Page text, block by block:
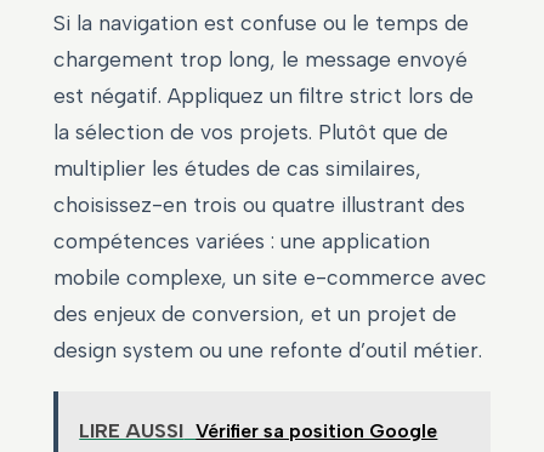
Si la navigation est confuse ou le temps de
chargement trop long, le message envoyé
est négatif. Appliquez un filtre strict lors de
la sélection de vos projets. Plutôt que de
multiplier les études de cas similaires,
choisissez-en trois ou quatre illustrant des
compétences variées : une application
mobile complexe, un site e-commerce avec
des enjeux de conversion, et un projet de
design system ou une refonte d’outil métier.
LIRE AUSSI Vérifier sa position Google